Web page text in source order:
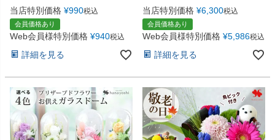
当店特別価格 ¥990税込
会員価格あり
Web会員様特別価格 ¥940税込
詳細を見る
当店特別価格 ¥6,300税込
会員価格あり
Web会員様特別価格 ¥5,986税込
詳細を見る